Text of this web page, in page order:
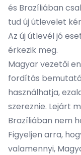
és Brazíliában
tud új útlevelet
Az új útlevél jó
érkezik meg.
Magyar vezetői
fordítás
használhatja,
szereznie. Lejárt
Brazíliában nem
Figyeljen arra,
valamennyi,